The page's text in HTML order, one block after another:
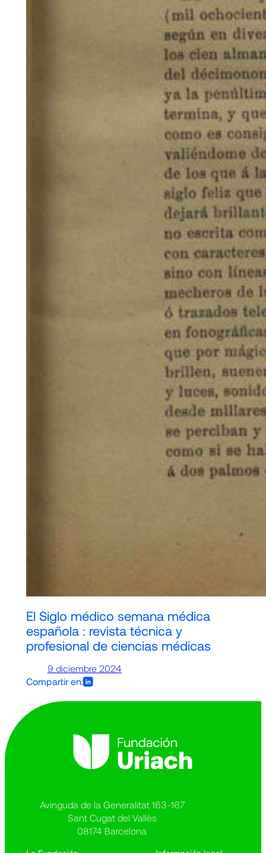
El Siglo médico semana médica
española : revista técnica y
profesional de ciencias médicas
9 diciembre 2024
Compartir en:
Avinguda de la Generalitat 163-167
Sant Cugat del Vallès
08174 Barcelona